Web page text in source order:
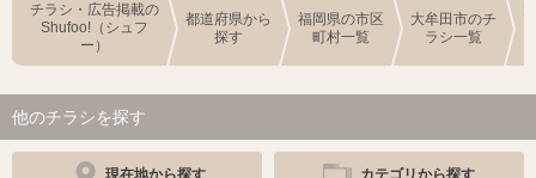
チラシ・広告掲載の
Shufoo!（シュフ
ー）
都道府県から
探す
福岡県の市区
町村一覧
大牟田市のチ
ラシ一覧
他のチラシを探す
現在地から探す カテゴリから探す